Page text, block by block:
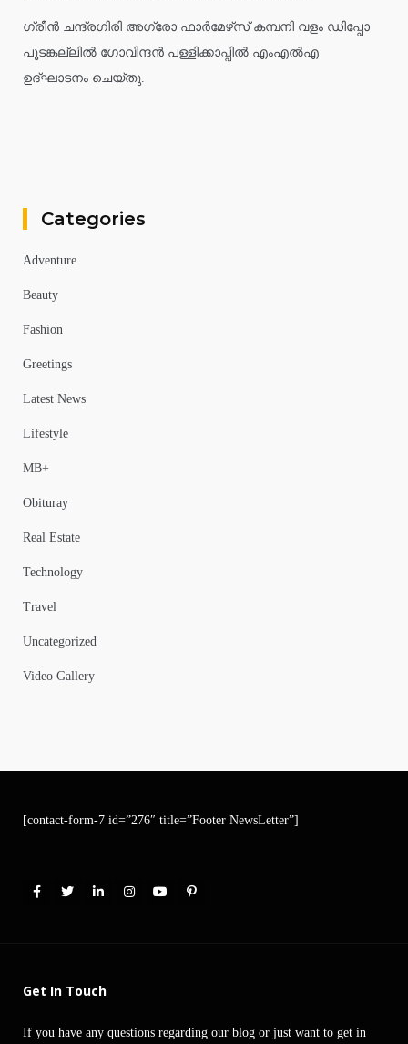
ഗ്രീൻ ചന്ദ്രഗിരി അഗ്രോ ഫാർമേഴ്‌സ് കമ്പനി വളം ഡിപ്പോ
പൂടങ്കല്ലിൽ ഗോവിന്ദൻ പള്ളിക്കാപ്പിൽ എംഎൽഎ
ഉദ്ഘാടനം ചെയ്തു.
Categories
Adventure
Beauty
Fashion
Greetings
Latest News
Lifestyle
MB+
Obituray
Real Estate
Technology
Travel
Uncategorized
Video Gallery
[contact-form-7 id=”276″ title=”Footer NewsLetter”]
Get In Touch
If you have any questions regarding our blog or just want to get in